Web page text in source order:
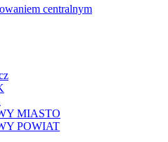
centralnym
MIASTO
POWIAT